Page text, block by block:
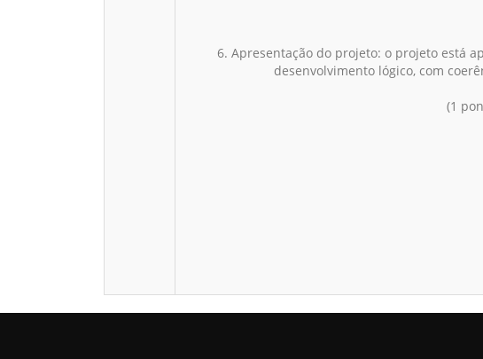
6. Apresentação do projeto: o projeto está
desenvolvimento lógico, com
(1